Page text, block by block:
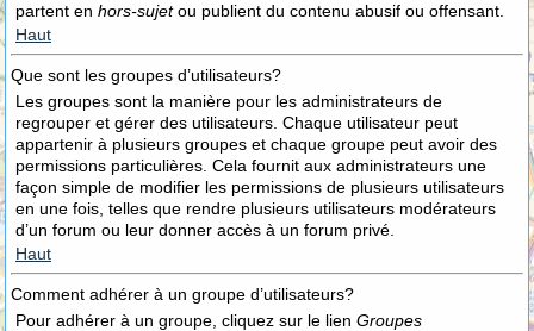
partent en hors-sujetou publient du contenu abusif ou offensant.
Haut
Que sont les groupes d’utilisateurs?
Les groupes sont la manière pour les administrateurs de
regrouper et gérer des utilisateurs. Chaque utilisateur peut
appartenir à plusieurs groupes et chaque groupe peut avoir des
permissions particulières. Cela fournit aux administrateurs une
façon simple de modifier les permissions de plusieurs utilisateurs
en une fois, telles que rendre plusieurs utilisateurs modérateurs
d’un forum ou leur donner accès à un forum privé.
Haut
Comment adhérer à un groupe d’utilisateurs?
Pour adhérer à un groupe, cliquez sur le lien Groupes